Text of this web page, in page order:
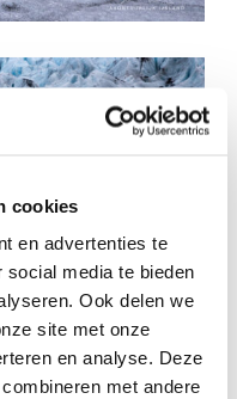
cookies
en advertenties te
media te bieden
Ook delen we
site met onze
en analyse. Deze
met andere